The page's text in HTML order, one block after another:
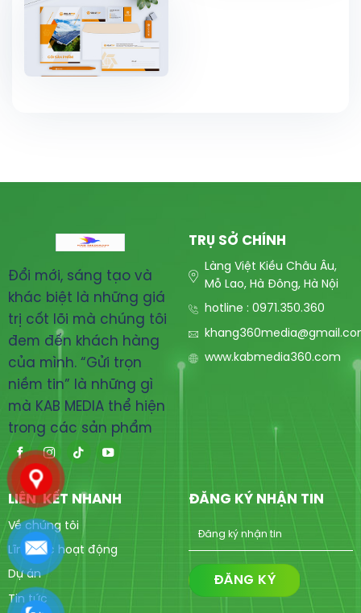
Đổi mới, sáng tạo và
khác biệt là những giá
trị cốt lõi mà chúng tôi
đem đến khách hàng
của mình. “Gửi trọn
niềm tin” là những gì
mà KAB MEDIA thể hiện
trong các sản phẩm
TRỤ SỞ CHÍNH
Làng Việt Kiều Châu Âu,
Mỗ Lao, Hà Đông, Hà Nội
hotline : 0971.350.360
www.kabmedia360.com
LIÊN KẾT NHANH
Về chúng tôi
Lĩnh vực hoạt động
Dự án
Tin tức
ĐĂNG KÝ NHẬN TIN